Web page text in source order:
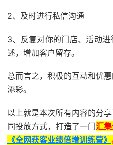
2、及时进行私信沟通
3、反复对你的门店、活动
述，增加客户留存。
总而言之，积极的互动和优
添彩。
以上就是本次所有内容的分
同投放方式，打造了一门汇
《全网获客业绩倍增训练营》